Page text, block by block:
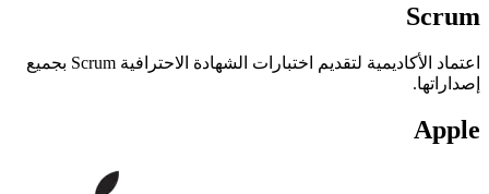
Scrum
اعتماد الأكاديمية لتقديم اختبارات الشهادة الاحترافية Scrum بجميع
إصداراتها.
Apple